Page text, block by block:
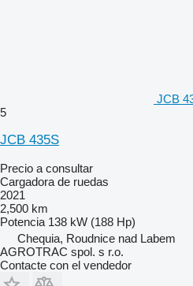
JCB
5
JCB 435S
Precio a consultar
Cargadora de ruedas
2021
2,500 km
Potencia 138 kW (188 Hp)
Chequia, Roudnice nad Labem
AGROTRAC spol. s r.o.
Contacte con el vendedor